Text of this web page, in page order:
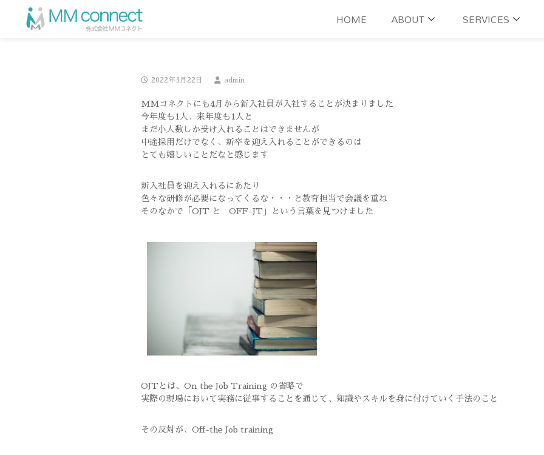
HOME ABOUT SERVICES
2022年3月22日 admin
MMコネクトにも4月から新入社員が入社することが決まりました
今年度も1人、来年度も1人と
まだ小人数しか受け入れることはできませんが
中途採用だけでなく、新卒を迎え入れることができるのは
とても嬉しいことだなと感じます
新入社員を迎え入れるにあたり
色々な研修が必要になってくるな・・・と教育担当で会議を重ね
そのなかで「OJT と OFF-JT」という言葉を見つけました
OJTとは、On the Job Training の省略で
実際の現場において実務に従事することを通じて、知識やスキルを身に付けていく手法のこと
その反対が、Off-the Job training